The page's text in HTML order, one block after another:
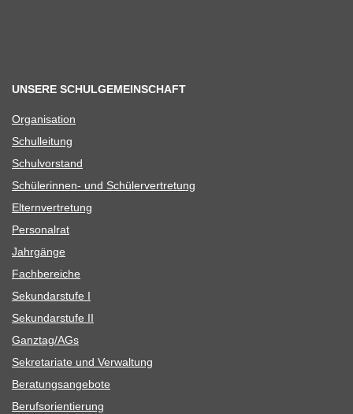
UNSERE SCHULGEMEINSCHAFT
Orga­ni­sa­tion
Schul­lei­tung
Schul­vor­stand
Schü­le­rin­nen- und Schülervertretung
Eltern­ver­tre­tung
Per­so­nal­rat
Jahr­gänge
Fach­be­rei­che
Sekun­dar­stufe I
Sekun­dar­stufe II
Ganztag/​​AGs
Sekre­ta­riate und Verwaltung
Bera­tungs­an­ge­bote
Berufs­ori­en­tie­rung